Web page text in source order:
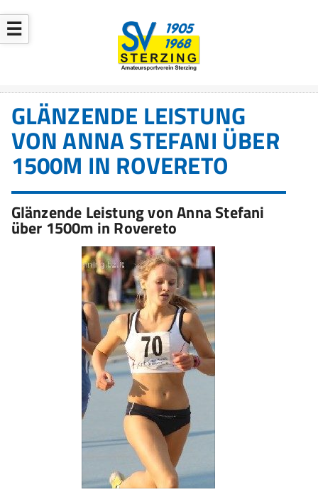
☰
GLÄNZENDE LEISTUNG
VON ANNA STEFANI ÜBER
1500M IN ROVERETO
Glänzende Leistung von Anna Stefani
über 1500m in Rovereto